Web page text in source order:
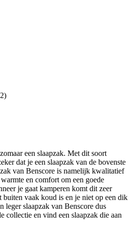
een slaapzak. Met dit soort
dat je een slaapzak van de bovenste
van Benscore is namelijk kwalitatief
en comfort om een goede
je gaat kamperen komt dit zeer
buiten vaak koud is en je niet op een dik
leger slaapzak van Benscore dus
collectie en vind een slaapzak die aan